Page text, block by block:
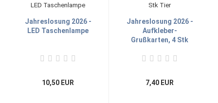
Jahreslosung 2026 -
LED Taschenlampe
10,50 EUR
Jahreslosung 2026 -
Aufkleber-
Grußkarten, 4 Stk
7,40 EUR